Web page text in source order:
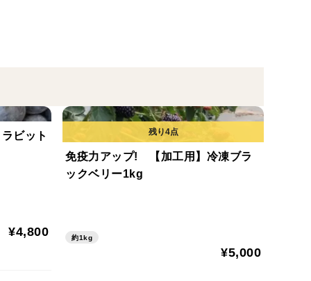
ビット
¥4,800
免疫力アップ! 【加工用】冷凍ブラ
ックベリー1kg
約1kg
¥5,000